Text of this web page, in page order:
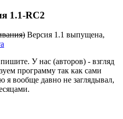
1.1-RC2
Версия 1.1 выпущена,
У нас (авторов) - взгляд
программу так как сами
вообще давно не заглядывал,